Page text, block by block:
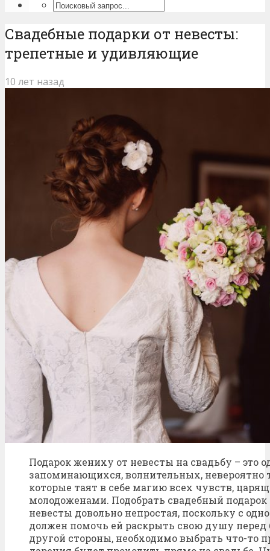
Свадебные подарки от невесты:
трепетные и удивляющие
10 лет назад
Подарок жениху от невесты на свадьбу – это
запоминающихся, волнительных, невероятно
которые таят в себе магию всех чувств,
молодоженами. Подобрать свадебный
невесты довольно непростая, поскольку с
должен помочь ей раскрыть свою душу
другой стороны, необходимо выбрать что-то